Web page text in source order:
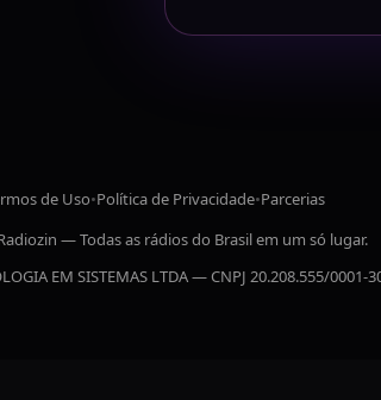
de Uso•Política de Privacidade•Parcerias
— Todas as rádios do Brasil em um só lugar.
EM SISTEMAS LTDA — CNPJ 20.208.555/0001-